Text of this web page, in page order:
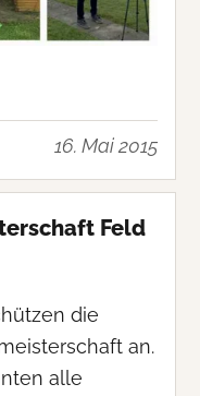
16. Mai 2015
Feld
die
an.
alle